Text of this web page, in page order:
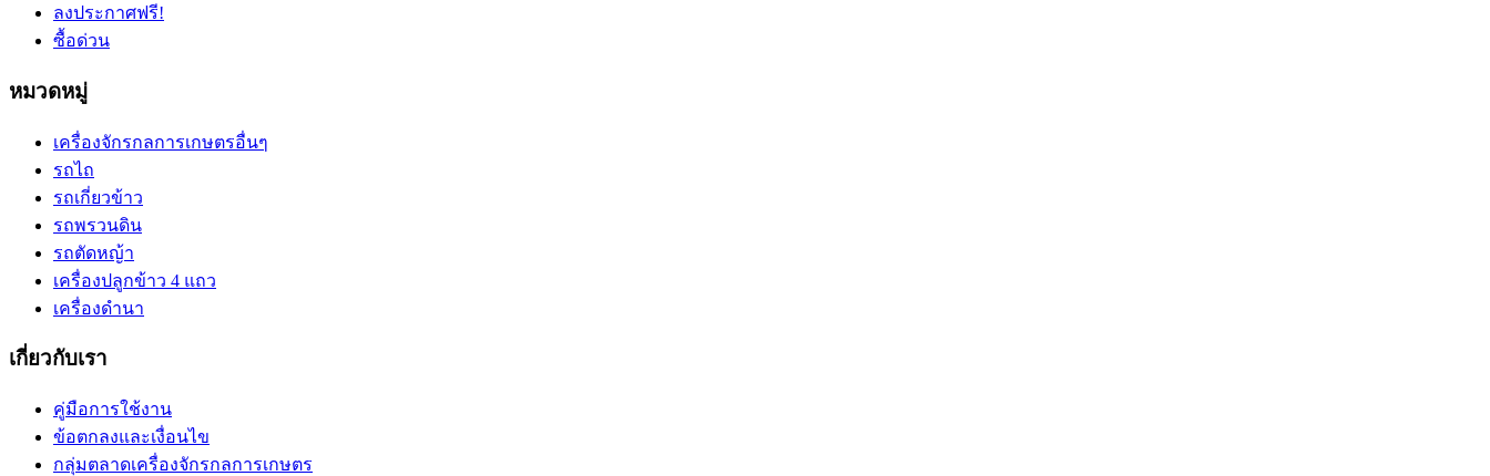
ลงประกาศฟรี!
ซื้อด่วน
หมวดหมู่
เครื่องจักรกลการเกษตรอื่นๆ
รถไถ
รถเกี่ยวข้าว
รถพรวนดิน
รถตัดหญ้า
เครื่องปลูกข้าว 4 แถว
เครื่องดำนา
เกี่ยวกับเรา
คู่มือการใช้งาน
ข้อตกลงและเงื่อนไข
กลุ่มตลาดเครื่องจักรกลการเกษตร